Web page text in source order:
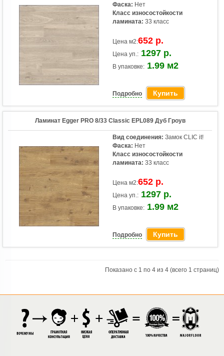
Фаска: Нет
Класс износостойкости
ламината: 33 класс
Цена м2:652 р.
Цена уп.: 1297 р.
В упаковке: 1.99 м2
Подробно Купить
Ламинат Egger PRO 8/33 Classic EPL089 Дуб Гроув
Вид соединения: Замок CLIC it!
Фаска: Нет
Класс износостойкости
ламината: 33 класс
Цена м2:652 р.
Цена уп.: 1297 р.
В упаковке: 1.99 м2
Подробно Купить
Показано с 1 по 4 из 4 (всего 1 страниц)